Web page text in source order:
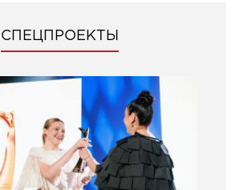
СПЕЦПРОЕКТЫ